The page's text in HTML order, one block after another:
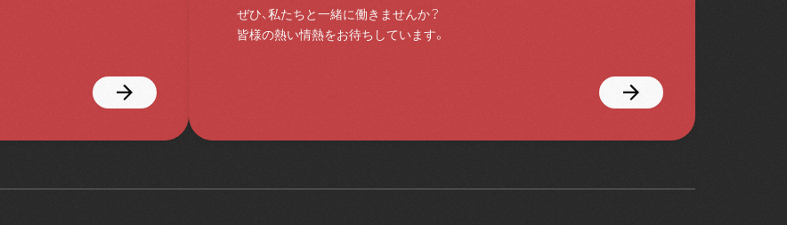
ぜひ、私たちと一緒に働きませんか？
皆様の熱い情熱をお待ちしています。